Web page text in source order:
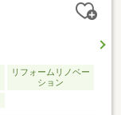
リフォームリノベー
ション